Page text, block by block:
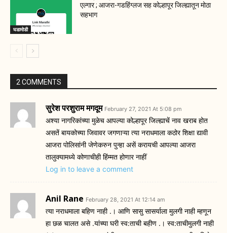
घडामोडी
एल्गार ; आजरा-गडहिंग्लज सह कोल्हापूर जिल्ह्यातून मोठा
सहभाग
2 COMMENTS
सुरेश परशुराम मगदूम February 27, 2021 At 5:08 pm
अश्या नागरिकांच्या मुळेच आपल्या कोल्हापूर जिल्ह्याचें नाव खराब होत
असतें बायकोच्या जिवावर जगणाऱ्या त्या नराधमाला कठोर शिक्षा द्यावी
आजरा पोलिसांनी जेणेकरुन पुन्हा असें करायची आपल्या आजरा
तालुक्यामध्ये कोणाचीही हिंम्मत होणार नाहीं
Log in to leave a comment
Anil Rane February 28, 2021 At 12:14 am
त्या नराधमाला बहिण नाही .। आणि सासु सासर्याला मुलगी नाही म्हणून
हा छळ चालत असे .यांच्या घरी स्व:ताची बहीण .। स्व:ताचीमुलगी नाही